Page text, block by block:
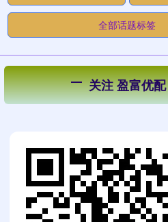
全部话题标签
关注 盈富优配